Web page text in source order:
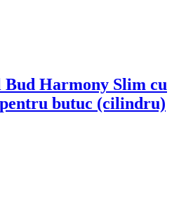
Harmony Slim cu
butuc (cilindru)